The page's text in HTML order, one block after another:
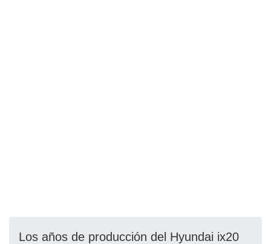
Los años de producción del Hyundai ix20